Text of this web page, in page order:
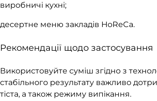
виробничі кухні;
десертне меню закладів HoReCa.
Рекомендації щодо застосування
Використовуйте суміш згідно з
стабільного результату важливо
тіста, а також режиму випікання.